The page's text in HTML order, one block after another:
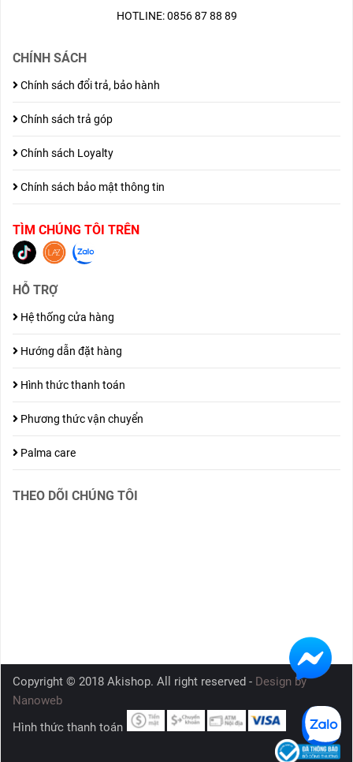
HOTLINE: 0856 87 88 89
CHÍNH SÁCH
Chính sách đổi trả, bảo hành
Chính sách trả góp
Chính sách Loyalty
Chính sách bảo mật thông tin
TÌM CHÚNG TÔI TRÊN
HỖ TRỢ
Hệ thống cửa hàng
Hướng dẫn đặt hàng
Hình thức thanh toán
Phương thức vận chuyển
Palma care
THEO DÕI CHÚNG TÔI
Copyright © 2018 Akishop. All right reserved - Design by
Nanoweb
Hình thức thanh toán